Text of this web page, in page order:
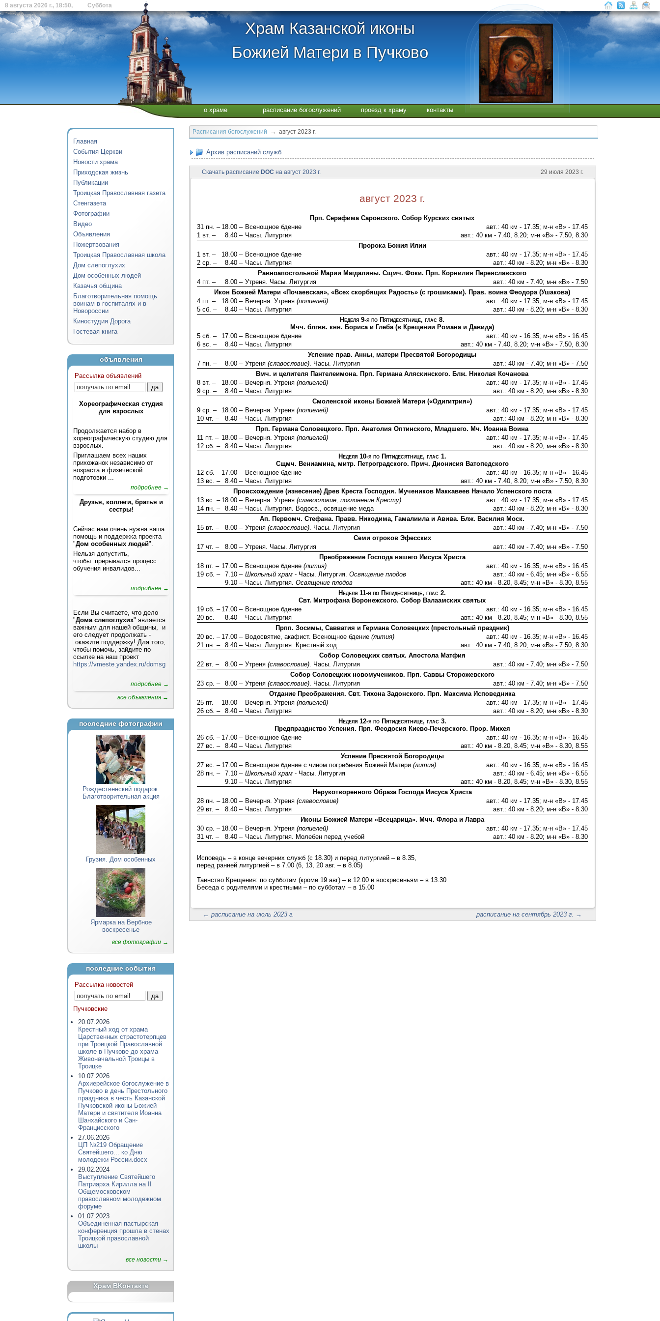
8 августа 2026 г., 18:50, Суббота
Храм Казанской иконы
Божией Матери в Пучково
о храме расписание богослужений проезд к храму контакты
Главная
События Церкви
Новости храма
Приходская жизнь
Публикации
Троицкая Православная газета
Стенгазета
Фотографии
Видео
Объявления
Пожертвования
Троицкая Православная школа
Дом слепоглухих
Дом особенных людей
Казачья община
Благотворительная помощь
воинам в госпиталях и в
Новороссии
Киностудия Дорога
Гостевая книга
объявления
Рассылка объявлений
Хореографическая студия
для взрослых
Продолжается набор в
хореографическую студию для
взрослых.
Приглашаем всех наших
прихожанок независимо от
возраста и физической
подготовки ...
подробнее →
Друзья, коллеги, братья и
сестры!
Сейчас нам очень нужна ваша
помощь и поддержка проекта
"Дом особенных людей".
Нельзя допустить,
чтобы прерывался процесс
обучения инвалидов...
подробнее →
Если Вы считаете, что дело
"Дома слепоглухих" является
важным для нашей общины, и
его следует продолжать -
окажите поддержку! Для того,
чтобы помочь, зайдите по
ссылке на наш проект
https://vmeste.yandex.ru/domsg
подробнее →
все объявления →
последние фотографии
Рождественский подарок.
Благотворительная акция
Грузия. Дом особенных
Ярмарка на Вербное
воскресенье
все фотографии →
последние события
Рассылка новостей
Пучковские
20.07.2026
Крестный ход от храма
Царственных страстотерпцев
при Троицкой Православной
школе в Пучкове до храма
Живоначальной Троицы в
Троицке
10.07.2026
Архиерейское богослужение в
Пучково в день Престольного
праздника в честь Казанской
Пучковской иконы Божией
Матери и святителя Иоанна
Шанхайского и Сан-
Францисского
27.06.2026
ЦП №219 Обращение
Святейшего... ко Дню
молодежи России.docx
29.02.2024
Выступление Святейшего
Патриарха Кирилла на II
Общемосковском
православном молодежном
форуме
01.07.2023
Объединенная пастырская
конференция прошла в стенах
Троицкой православной
школы
все новости →
Храм ВКонтакте
Расписания богослужений → август 2023 г.
Архив расписаний служб
Скачать расписание DOC на август 2023 г. 29 июля 2023 г.
август 2023 г.
Прп. Серафима Саровского. Собор Курских святых
31 пн. – 18.00 – Всенощное бдение
авт.: 40 км - 17.35; м-н «В» - 17.45
1 вт. –
8.40 – Часы. Литургия
авт.: 40 км - 7.40, 8.20; м-н «В» - 7.50, 8.30
Пророка Божия Илии
1 вт. –
18.00 – Всенощное бдение
авт.: 40 км - 17.35; м-н «В» - 17.45
2 ср. –
8.40 – Часы. Литургия
авт.: 40 км - 8.20; м-н «В» - 8.30
Равноапостольной Марии Магдалины. Сщмч. Фоки. Прп. Корнилия Переяславского
4 пт. –
8.00 – Утреня. Часы. Литургия
авт.: 40 км - 7.40; м-н «В» - 7.50
Икон Божией Матери «Почаевская», «Всех скорбящих Радость» (с грошиками). Прав. воина Феодора (Ушакова)
4 пт. –
18.00 – Вечерня. Утреня (полиелей)
авт.: 40 км - 17.35; м-н «В» - 17.45
5 сб. –
8.40 – Часы. Литургия
авт.: 40 км - 8.20; м-н «В» - 8.30
Неделя 9-я по Пятидесятнице, глас 8.
Мчч. блгвв. кнн. Бориса и Глеба (в Крещении Романа и Давида)
5 сб. –
17.00 – Всенощное бдение
авт.: 40 км - 16.35; м-н «В» - 16.45
6 вс. –
8.40 – Часы. Литургия
авт.: 40 км - 7.40, 8.20; м-н «В» - 7.50, 8.30
Успение прав. Анны, матери Пресвятой Богородицы
7 пн. –
8.00 – Утреня (славословие). Часы. Литургия
авт.: 40 км - 7.40; м-н «В» - 7.50
Вмч. и целителя Пантелеимона. Прп. Германа Аляскинского. Блж. Николая Кочанова
8 вт. –
18.00 – Вечерня. Утреня (полиелей)
авт.: 40 км - 17.35; м-н «В» - 17.45
9 ср. –
8.40 – Часы. Литургия
авт.: 40 км - 8.20; м-н «В» - 8.30
Смоленской иконы Божией Матери («Одигитрия»)
9 ср. –
18.00 – Вечерня. Утреня (полиелей)
авт.: 40 км - 17.35; м-н «В» - 17.45
10 чт. –
8.40 – Часы. Литургия
авт.: 40 км - 8.20; м-н «В» - 8.30
Прп. Германа Соловецкого. Прп. Анатолия Оптинского, Младшего. Мч. Иоанна Воина
11 пт. – 18.00 – Вечерня. Утреня (полиелей)
авт.: 40 км - 17.35; м-н «В» - 17.45
12 сб. –
8.40 – Часы. Литургия
авт.: 40 км - 8.20; м-н «В» - 8.30
Неделя 10-я по Пятидесятнице, глас 1.
Сщмч. Вениамина, митр. Петроградского. Прмч. Дионисия Ватопедского
12 сб. – 17.00 – Всенощное бдение
авт.: 40 км - 16.35; м-н «В» - 16.45
13 вс. –
8.40 – Часы. Литургия
авт.: 40 км - 7.40, 8.20; м-н «В» - 7.50, 8.30
Происхождение (изнесение) Древ Креста Господня. Мучеников Маккавеев Начало Успенского поста
13 вс. – 18.00 – Вечерня. Утреня (славословие, поклонение Кресту)
авт.: 40 км - 17.35; м-н «В» - 17.45
14 пн. –
8.40 – Часы. Литургия. Водосв., освящение меда
авт.: 40 км - 8.20; м-н «В» - 8.30
Ап. Первомч. Стефана. Правв. Никодима, Гамалиила и Авива. Блж. Василия Моск.
15 вт. –
8.00 – Утреня (славословие). Часы. Литургия
авт.: 40 км - 7.40; м-н «В» - 7.50
Семи отроков Эфесских
17 чт. –
8.00 – Утреня. Часы. Литургия
авт.: 40 км - 7.40; м-н «В» - 7.50
Преображение Господа нашего Иисуса Христа
18 пт. – 17.00 – Всенощное бдение (лития)
авт.: 40 км - 16.35; м-н «В» - 16.45
19 сб. –
7.10 – Школьный храм- Часы. Литургия. Освящение плодов
авт.: 40 км - 6.45; м-н «В» - 6.55
9.10 – Часы. Литургия. Освящение плодов
авт.: 40 км - 8.20, 8.45; м-н «В» - 8.30, 8.55
Неделя 11-я по Пятидесятнице, глас 2.
Свт. Митрофана Воронежского. Собор Валаамских святых
19 сб. – 17.00 – Всенощное бдение
авт.: 40 км - 16.35; м-н «В» - 16.45
20 вс. –
8.40 – Часы. Литургия
авт.: 40 км - 8.20, 8.45; м-н «В» - 8.30, 8.55
Прпп. Зосимы, Савватия и Германа Соловецких (престольный праздник)
20 вс. – 17.00 – Водосвятие, акафист. Всенощное бдение (лития)
авт.: 40 км - 16.35; м-н «В» - 16.45
21 пн. –
8.40 – Часы. Литургия. Крестный ход
авт.: 40 км - 7.40, 8.20; м-н «В» - 7.50, 8.30
Собор Соловецких святых. Апостола Матфия
22 вт. –
8.00 – Утреня (славословие). Часы. Литургия
авт.: 40 км - 7.40; м-н «В» - 7.50
Собор Соловецких новомучеников. Прп. Саввы Сторожевского
23 ср. –
8.00 – Утреня (славословие). Часы. Литургия
авт.: 40 км - 7.40; м-н «В» - 7.50
Отдание Преображения. Свт. Тихона Задонского. Прп. Максима Исповедника
25 пт. – 18.00 – Вечерня. Утреня (полиелей)
авт.: 40 км - 17.35; м-н «В» - 17.45
26 сб. –
8.40 – Часы. Литургия
авт.: 40 км - 8.20; м-н «В» - 8.30
Неделя 12-я по Пятидесятнице, глас 3.
Предпразднство Успения. Прп. Феодосия Киево-Печерского. Прор. Михея
26 сб. – 17.00 – Всенощное бдение
авт.: 40 км - 16.35; м-н «В» - 16.45
27 вс. –
8.40 – Часы. Литургия
авт.: 40 км - 8.20, 8.45; м-н «В» - 8.30, 8.55
Успение Пресвятой Богородицы
27 вс. – 17.00 – Всенощное бдение с чином погребения Божией Матери (лития)
авт.: 40 км - 16.35; м-н «В» - 16.45
28 пн. –
7.10 – Школьный храм- Часы. Литургия
авт.: 40 км - 6.45; м-н «В» - 6.55
9.10 – Часы. Литургия
авт.: 40 км - 8.20, 8.45; м-н «В» - 8.30, 8.55
Нерукотворенного Образа Господа Иисуса Христа
28 пн. – 18.00 – Вечерня. Утреня (славословие)
авт.: 40 км - 17.35; м-н «В» - 17.45
29 вт. –
8.40 – Часы. Литургия
авт.: 40 км - 8.20; м-н «В» - 8.30
Иконы Божией Матери «Всецарица». Мчч. Флора и Лавра
30 ср. – 18.00 – Вечерня. Утреня (полиелей)
авт.: 40 км - 17.35; м-н «В» - 17.45
31 чт. –
8.40 – Часы. Литургия. Молебен перед учебой авт.: 40 км - 8.20; м-н «В» - 8.30
Исповедь – в конце вечерних служб (с 18.30) и перед литургией – в 8.35,
перед ранней литургией – в 7.00 (6, 13, 20 авг. – в 8.05)
Таинство Крещения: по субботам (кроме 19 авг) – в 12.00 и воскресеньям – в 13.30
Беседа с родителями и крестными – по субботам – в 15.00
←расписание на июль 2023 г. расписание на сентябрь 2023 г. →